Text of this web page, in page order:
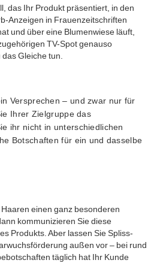
das Ihr Produkt präsentiert, in den
Anzeigen in Frauenzeitschriften
und über eine Blumenwiese läuft,
TV-Spot genauso
Gleiche tun.
Versprechen – und zwar nur für
Ihrer Zielgruppe das
ihr nicht in unterschiedlichen
Botschaften für ein und dasselbe
einen ganz besonderen
kommunizieren Sie diese
Produkts. Aber lassen Sie Spliss-
außen vor – bei rund
täglich hat Ihr Kunde